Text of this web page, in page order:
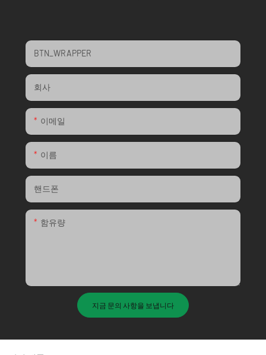
BTN_WRAPPER
회사
이메일
이름
핸드폰
함유량
지금 문의 사항을 보냅니다